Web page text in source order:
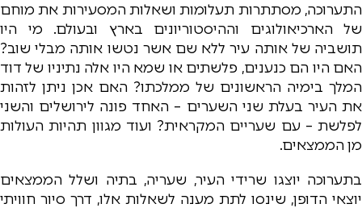
התערוכה, מסתתרות תעלומות ושאלות המסעירות את מוחם
של הארכיאולוגים וההיסטוריונים בארץ ובעולם. מי היו
תושביה של אותה עיר ללא שם אשר נטשו אותה מבלי שוב?
האם היו הם כנענים, פלשתים או שמא היו אלה נתיניו של דוד
המלך בימיה הראשונים של ממלכתו? האם אכן ניתן לזהות
את העיר בעלת שני השערים – האחד פונה לירושלים והשני
לפלשת – עם שעריים המקראית? ועוד מגוון תהיות העולות
מן הממצאים.
בתערוכה יוצגו שרידי העיר, שעריה, בתיה ושלל הממצאים
יוצאי הדופן, שינסו לתת מענה לשאלות אלו, דרך סיור חוויתי